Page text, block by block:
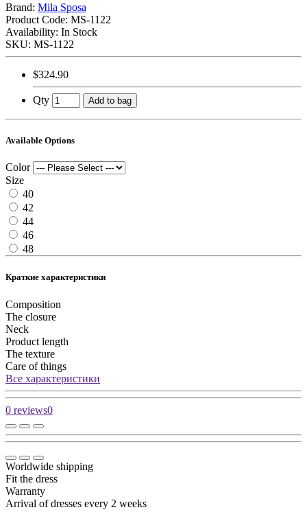
Brand: Mila Sposa
Product Code: MS-1122
Availability: In Stock
SKU: MS-1122
$324.90
Qty Add to bag
Available Options
Color
Size
40
42
44
46
48
Краткие характеристики
Composition
The closure
Neck
Product length
The texture
Care of things
Все характеристики
0 reviews0
Worldwide shipping
Fit the dress
Warranty
Arrival of dresses every 2 weeks